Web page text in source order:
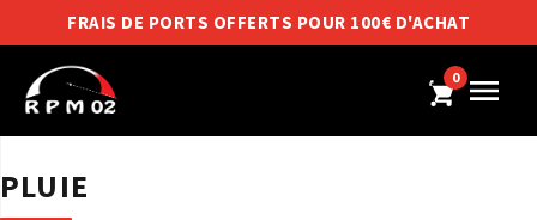
FRAIS DE PORTS OFFERTS POUR 100€ D'ACHAT
0
PLUIE